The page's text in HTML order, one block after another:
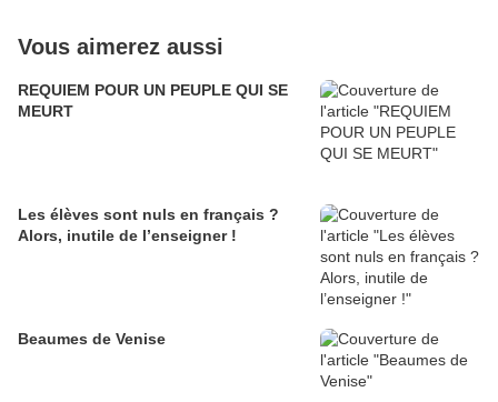
Vous aimerez aussi
REQUIEM POUR UN PEUPLE QUI SE
MEURT
Les élèves sont nuls en français ?
Alors, inutile de l’enseigner !
Beaumes de Venise